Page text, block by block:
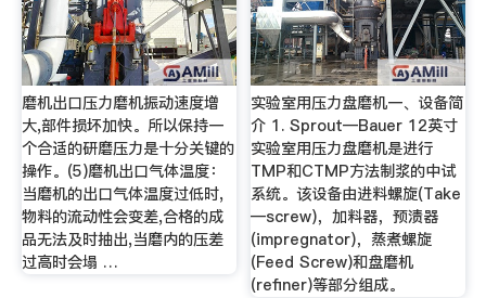
磨机出口压力磨机振动速度增
大,部件损坏加快。所以保持一
个合适的研磨压力是十分关键的
操作。(5)磨机出口气体温度：
当磨机的出口气体温度过低时,
物料的流动性会变差,合格的成
品无法及时抽出,当磨内的压差
过高时会塌 …
实验室用压力盘磨机一、设备简
介 1. Sprout—Bauer 12英寸
实验室用压力盘磨机是进行
TMP和CTMP方法制浆的中试
系统。该设备由进料螺旋(Take
—screw)，加料器，预渍器
(impregnator)，蒸煮螺旋
(Feed Screw)和盘磨机
(refiner)等部分组成。